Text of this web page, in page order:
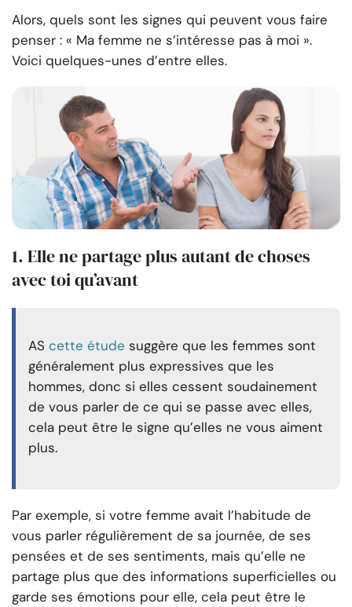
Alors, quels sont les signes qui peuvent vous faire
penser : « Ma femme ne s’intéresse pas à moi ».
Voici quelques-unes d’entre elles.
1. Elle ne partage plus autant de choses
avec toi qu’avant
AS cette étude suggère que les femmes sont
généralement plus expressives que les
hommes, donc si elles cessent soudainement
de vous parler de ce qui se passe avec elles,
cela peut être le signe qu’elles ne vous aiment
plus.
Par exemple, si votre femme avait l’habitude de
vous parler régulièrement de sa journée, de ses
pensées et de ses sentiments, mais qu’elle ne
partage plus que des informations superficielles ou
garde ses émotions pour elle, cela peut être le